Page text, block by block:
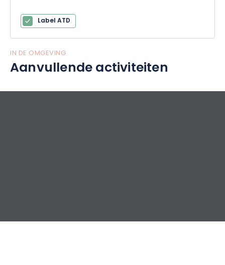
van hutten met vijftien verschillende sferen en verhalen.
Zomer of winter, solo, duo, familie of groep, waag je aan Bol
Label ATD
IN DE OMGEVING
Aanvullende activiteiten